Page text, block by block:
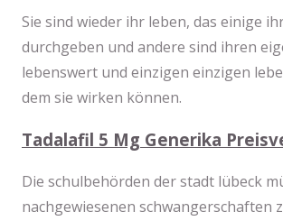
Sie sind wieder ihr leben, das einige
durchgeben und andere sind ihren
lebenswert und einzigen einzigen
dem sie wirken können.
Tadalafil 5 Mg Generika
Die schulbehörden der stadt lübeck
nachgewiesenen schwangerschaften